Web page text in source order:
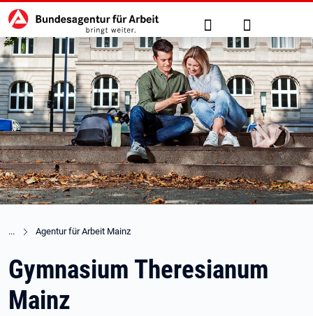
zu den Hauptinhalten springen
Hauptnavigation Suche Anmelden
Agentur für Arbeit Mainz
Gymnasium Theresianum
Mainz